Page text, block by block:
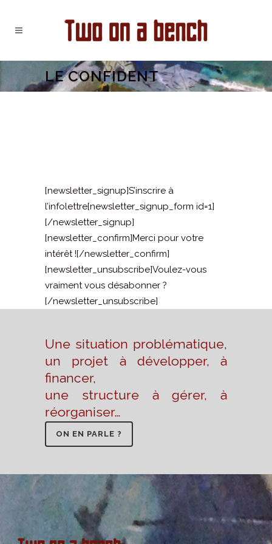
LE CONFIDENT
[newsletter_signup]S’inscrire à
l’infolettre[newsletter_signup_form id=1]
[/newsletter_signup]
[newsletter_confirm]Merci pour votre
intérêt ![/newsletter_confirm]
[newsletter_unsubscribe]Voulez-vous
vraiment vous désabonner ?
[/newsletter_unsubscribe]
Une situation problématique,
un projet à développer, à
financer,
une structure à gérer, à
réorganiser…
ON EN PARLE ?